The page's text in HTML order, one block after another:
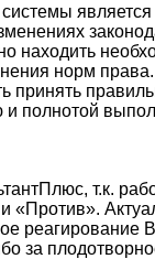
находить
норм
принять
полнотой
т.к.
за